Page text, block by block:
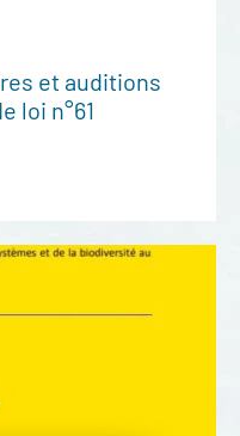
et auditions
loi n°61